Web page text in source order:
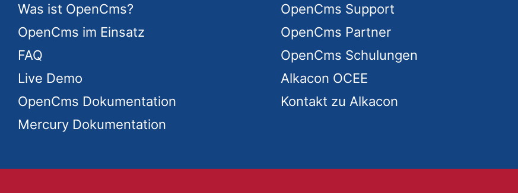
Was ist OpenCms?
OpenCms im Einsatz
FAQ
Live Demo
OpenCms Dokumentation
Mercury Dokumentation
OpenCms Support
OpenCms Partner
OpenCms Schulungen
Alkacon OCEE
Kontakt zu Alkacon